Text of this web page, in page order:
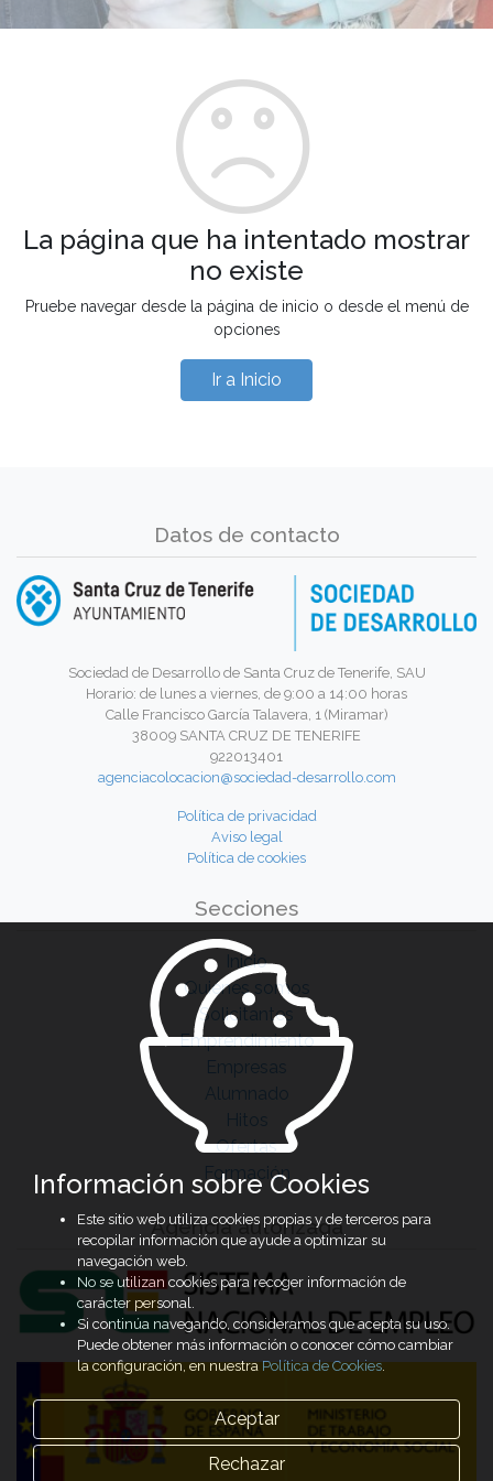
La página que ha intentado mostrar
no existe
Pruebe navegar desde la página de inicio o desde el menú de
opciones
Ir a Inicio
Datos de contacto
Sociedad de Desarrollo de Santa Cruz de Tenerife, SAU
Horario: de lunes a viernes, de 9:00 a 14:00 horas
Calle Francisco García Talavera, 1 (Miramar)
38009 SANTA CRUZ DE TENERIFE
922013401
agenciacolocacion@sociedad-desarrollo.com
Política de privacidad
Aviso legal
Política de cookies
Secciones
Inicio
Quiénes somos
Solicitantes
Emprendimiento
Empresas
Alumnado
Hitos
Ofertas
Formación
Agencia autorizada
Información sobre Cookies
Este sitio web utiliza cookies propias y de terceros para
recopilar información que ayude a optimizar su
navegación web.
No se utilizan cookies para recoger información de
carácter personal.
Si continúa navegando, consideramos que acepta su uso.
Puede obtener más información o conocer cómo cambiar
la configuración, en nuestraPolítica de Cookies.
Aceptar
Rechazar